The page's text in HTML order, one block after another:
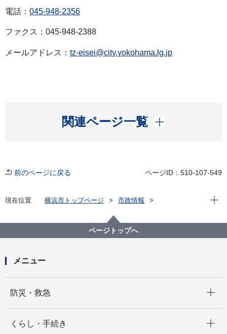
電話： 045-948-2356
ファクス：045-948-2388
メールアドレス： tz-eisei@city.yokohama.lg.jp
関連ページ一覧
開く
前のページに戻る ページID：510-107-549
現在位置 横浜市トップページ
市政情報
食中毒予防キャンペーンを開催します
現在
ページトップへ
メニュー
防災・救急
くらし・手続き